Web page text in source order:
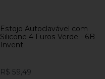
Estojo Autoclavável com
Silicone 4 Furos Verde - 6B
Invent
R$ 59,49